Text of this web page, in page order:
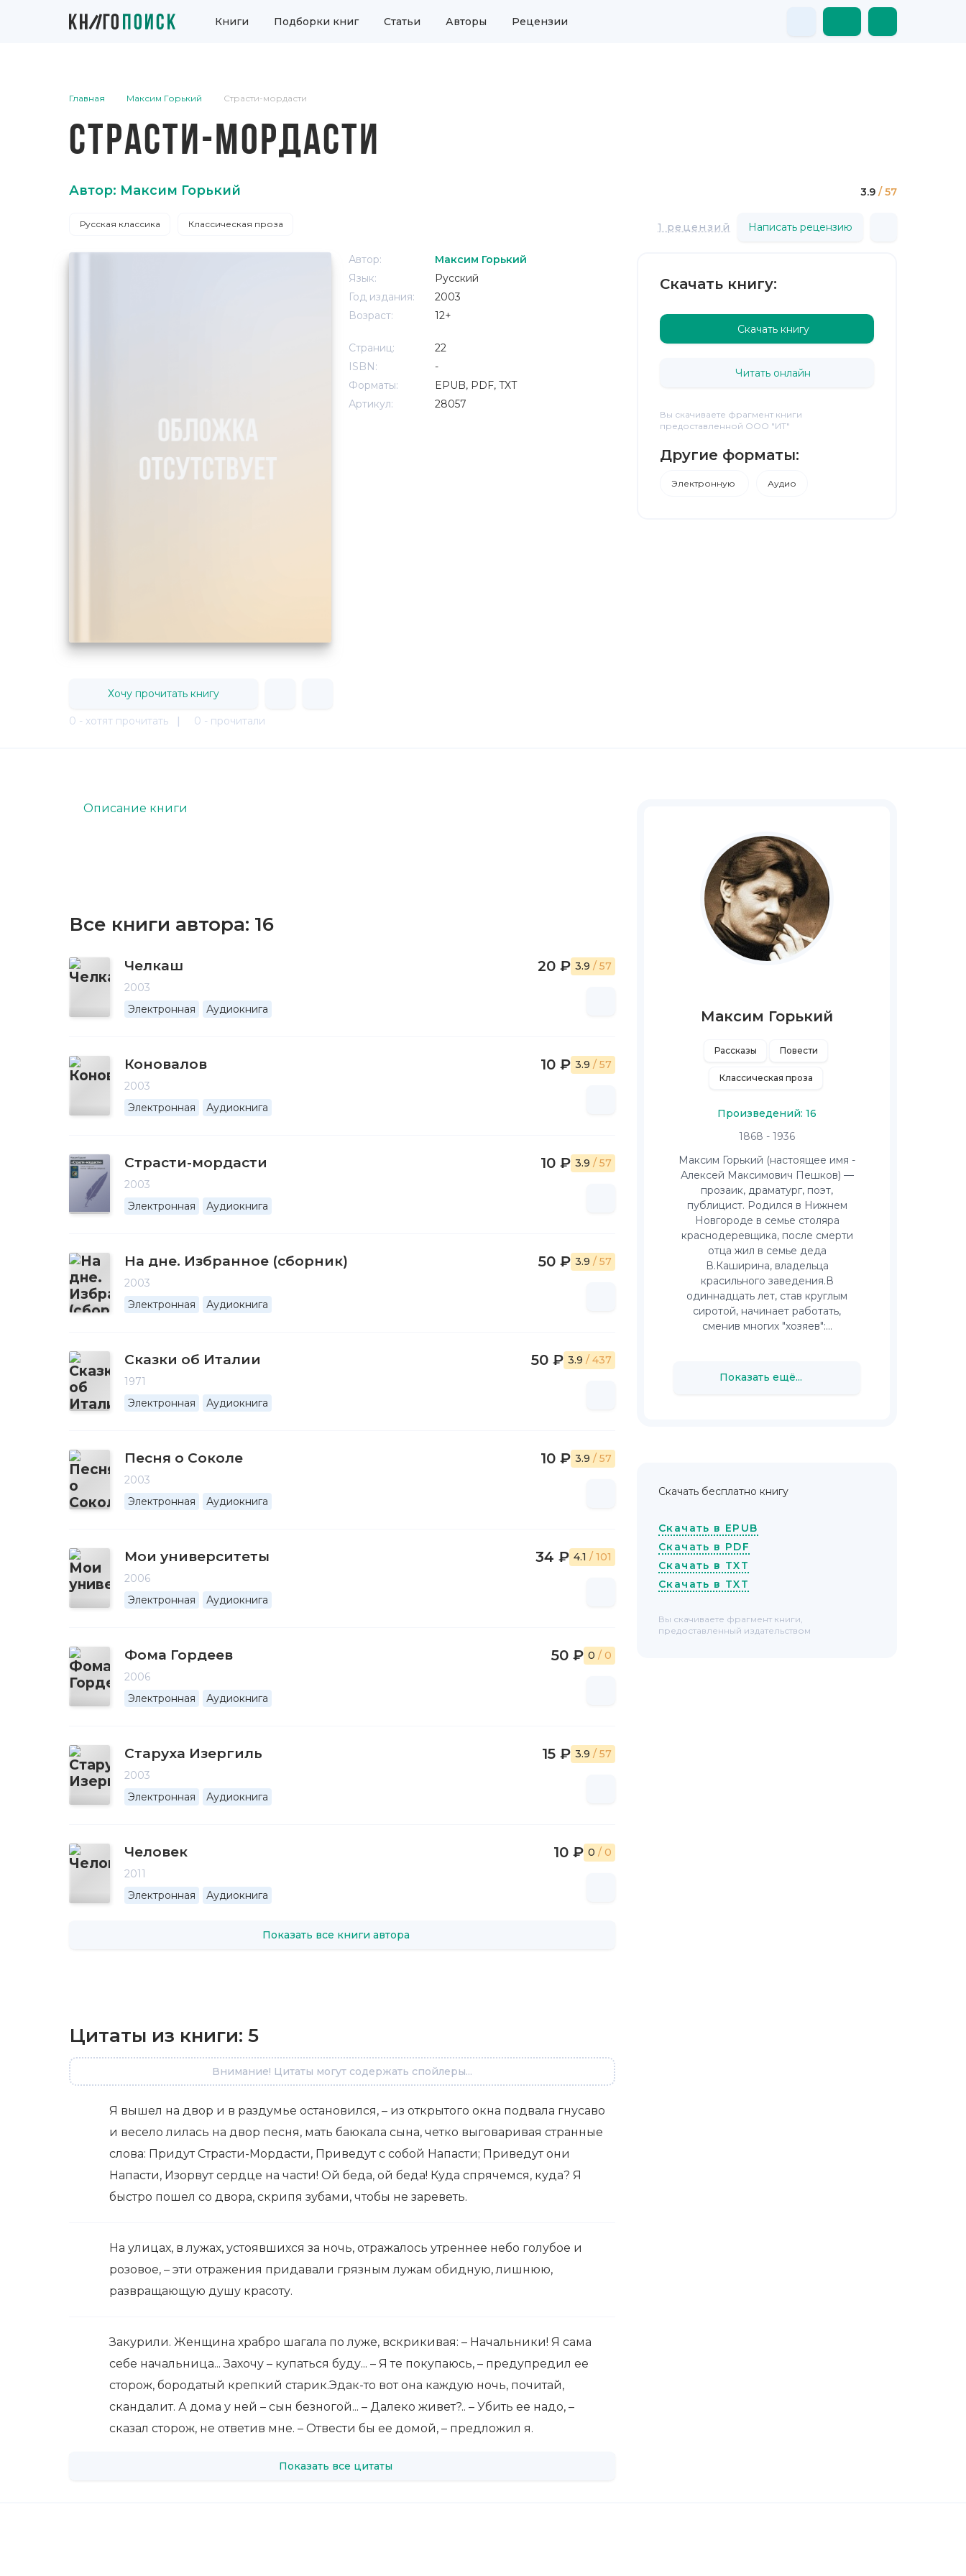
Книги Подборки книг Статьи Авторы Рецензии
Главная Максим Горький Страсти-мордасти
СТРАСТИ-МОРДАСТИ
Автор: Максим Горький 3.9 / 57
Русская классика Классическая проза 1 рецензий Написать рецензию
Автор:
Максим Горький
Язык:
Русский
Год издания:
2003
Возраст:
12+
Страниц:
22
ISBN:
-
Форматы:
EPUB, PDF, TXT
Артикул:
28057
Скачать книгу:
Скачать книгу
Читать онлайн
Вы скачиваете фрагмент книги
предоставленной ООО "ИТ"
Другие форматы:
Электронную Аудио
Хочу прочитать книгу
0 - хотят прочитать | 0 - прочитали
Описание книги
Все книги автора: 16
Челкаш
2003
Электронная
Аудиокнига
20 ₽ 3.9 / 57
Коновалов
2003
Электронная
Аудиокнига
10 ₽ 3.9 / 57
Страсти-мордасти
2003
Электронная
Аудиокнига
10 ₽ 3.9 / 57
На дне. Избранное (сборник)
2003
Электронная
Аудиокнига
50 ₽ 3.9 / 57
Сказки об Италии
1971
Электронная
Аудиокнига
50 ₽ 3.9 / 437
Песня о Соколе
2003
Электронная
Аудиокнига
10 ₽ 3.9 / 57
Мои университеты
2006
Электронная
Аудиокнига
34 ₽ 4.1 / 101
Фома Гордеев
2006
Электронная
Аудиокнига
50 ₽ 0 / 0
Старуха Изергиль
2003
Электронная
Аудиокнига
15 ₽ 3.9 / 57
Человек
2011
Электронная
Аудиокнига
10 ₽ 0 / 0
Показать все книги автора
Цитаты из книги: 5
Внимание! Цитаты могут содержать спойлеры...
Я вышел на двор и в раздумье остановился, – из открытого окна подвала гнусаво
и весело лилась на двор песня, мать баюкала сына, четко выговаривая странные
слова: Придут Страсти-Мордасти, Приведут с собой Напасти; Приведут они
Напасти, Изорвут сердце на части! Ой беда, ой беда! Куда спрячемся, куда? Я
быстро пошел со двора, скрипя зубами, чтобы не зареветь.
На улицах, в лужах, устоявшихся за ночь, отражалось утреннее небо голубое и
розовое, – эти отражения придавали грязным лужам обидную, лишнюю,
развращающую душу красоту.
Закурили. Женщина храбро шагала по луже, вскрикивая: – Начальники! Я сама
себе начальница... Захочу – купаться буду... – Я те покупаюсь, – предупредил ее
сторож, бородатый крепкий старик.Эдак-то вот она каждую ночь, почитай,
скандалит. А дома у ней – сын безногой... – Далеко живет?.. – Убить ее надо, –
сказал сторож, не ответив мне. – Отвести бы ее домой, – предложил я.
Показать все цитаты
Максим Горький
Рассказы Повести
Классическая проза
Произведений: 16
1868 - 1936
Максим Горький (настоящее имя -
Алексей Максимович Пешков) —
прозаик, драматург, поэт,
публицист. Родился в Нижнем
Новгороде в семье столяра
краснодеревщика, после смерти
отца жил в семье деда
В.Каширина, владельца
красильного заведения.В
одиннадцать лет, став круглым
сиротой, начинает работать,
сменив многих "хозяев":...
Показать ещё...
Скачать бесплатно книгу
Скачать в EPUB
Скачать в PDF
Скачать в TXT
Скачать в TXT
Вы скачиваете фрагмент книги,
предоставленный издательством